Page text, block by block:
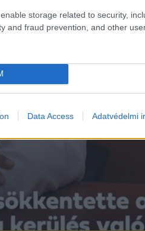
storage related to security,
and fraud prevention, and other
Data Access Adatvédelmi